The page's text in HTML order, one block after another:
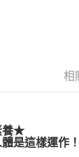
以上)免運費
相
養★
是這樣運作！